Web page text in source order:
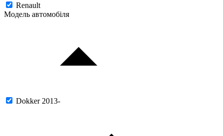
Renault
Модель автомобіля
Dokker 2013-